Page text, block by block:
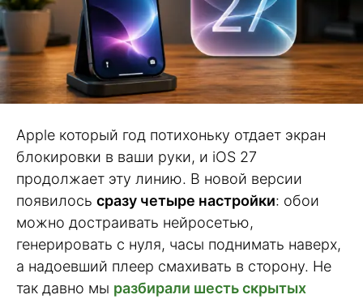
Apple который год потихоньку отдает экран
блокировки в ваши руки, и iOS 27
продолжает эту линию. В новой версии
появилось сразу четыре настройки: обои
можно достраивать нейросетью,
генерировать с нуля, часы поднимать наверх,
а надоевший плеер смахивать в сторону. Не
так давно мы разбирали шесть скрытых